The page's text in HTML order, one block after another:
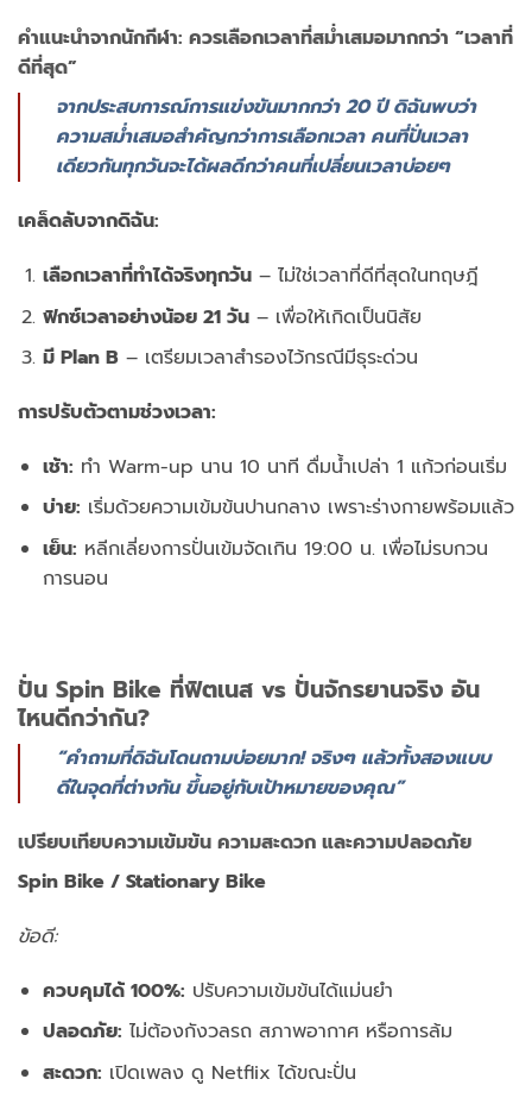
คำแนะนำจากนักกีฬา: ควรเลือกเวลาที่สม่ำเสมอมากกว่า “เวลาที่
ดีที่สุด”
จากประสบการณ์การแข่งขันมากกว่า 20 ปี ดิฉันพบว่า
ความสม่ำเสมอสำคัญกว่าการเลือกเวลา คนที่ปั่นเวลา
เดียวกันทุกวันจะได้ผลดีกว่าคนที่เปลี่ยนเวลาบ่อยๆ
เคล็ดลับจากดิฉัน:
เลือกเวลาที่ทำได้จริงทุกวัน– ไม่ใช่เวลาที่ดีที่สุดในทฤษฎี
ฟิกซ์เวลาอย่างน้อย 21 วัน– เพื่อให้เกิดเป็นนิสัย
มี Plan B– เตรียมเวลาสำรองไว้กรณีมีธุระด่วน
การปรับตัวตามช่วงเวลา:
เช้า: ทำ Warm-up นาน 10 นาที ดื่มน้ำเปล่า 1 แก้วก่อนเริ่ม
บ่าย: เริ่มด้วยความเข้มข้นปานกลาง เพราะร่างกายพร้อมแล้ว
เย็น: หลีกเลี่ยงการปั่นเข้มจัดเกิน 19:00 น. เพื่อไม่รบกวน
การนอน
ปั่น Spin Bike ที่ฟิตเนส vs ปั่นจักรยานจริง อัน
ไหนดีกว่ากัน?
“คำถามที่ดิฉันโดนถามบ่อยมาก! จริงๆ แล้วทั้งสองแบบ
ดีในจุดที่ต่างกัน ขึ้นอยู่กับเป้าหมายของคุณ”
เปรียบเทียบความเข้มข้น ความสะดวก และความปลอดภัย
Spin Bike / Stationary Bike
ข้อดี:
ควบคุมได้ 100%: ปรับความเข้มข้นได้แม่นยำ
ปลอดภัย: ไม่ต้องกังวลรถ สภาพอากาศ หรือการล้ม
สะดวก: เปิดเพลง ดู Netflix ได้ขณะปั่น